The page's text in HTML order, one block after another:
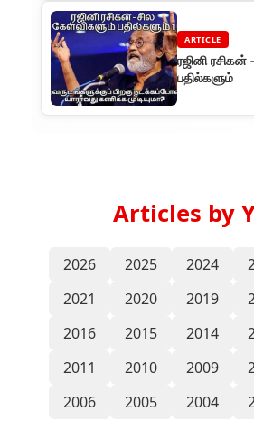
ARTICLE
ரஜினி
பதில்களும்
Articles by
2026 2025 2024
2021
2020 2019
2016
2015 2014
2011
2010 2009
2006
2005 2004